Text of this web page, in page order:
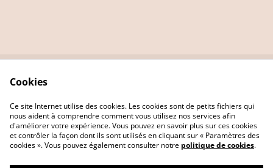
Privacy Policy
Cookie Policy
Cookies
Ce site Internet utilise des cookies. Les cookies sont de petits fichiers qui
nous aident à comprendre comment vous utilisez nos services afin
d'améliorer votre expérience. Vous pouvez en savoir plus sur ces cookies
et contrôler la façon dont ils sont utilisés en cliquant sur « Paramètres des
cookies ». Vous pouvez également consulter notre politique de cookies.